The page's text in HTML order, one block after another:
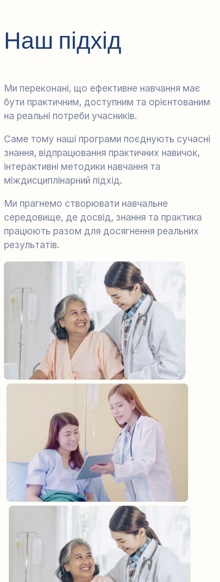
Наш підхід
Ми переконані, що ефективне навчання має
бути практичним, доступним та орієнтованим
на реальні потреби учасників.
Саме тому наші програми поєднують сучасні
знання, відпрацювання практичних навичок,
інтерактивні методики навчання та
міждисциплінарний підхід.
Ми прагнемо створювати навчальне
середовище, де досвід, знання та практика
працюють разом для досягнення реальних
результатів.